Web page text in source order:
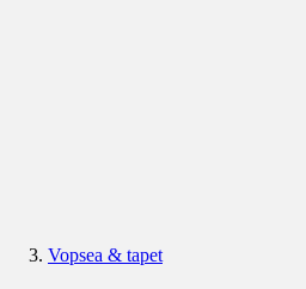
Vopsea & tapet